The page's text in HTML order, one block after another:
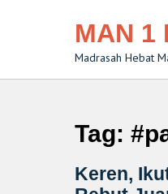
MAN 1
Madrasah Hebat
Tag:
Keren,